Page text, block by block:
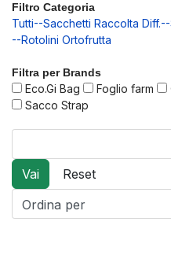
Filtro Categoria
Tutti--Sacchetti Raccolta Diff.
--Rotolini Ortofrutta
Filtra per Brands
Eco.Gi Bag Foglio farm
Sacco Strap